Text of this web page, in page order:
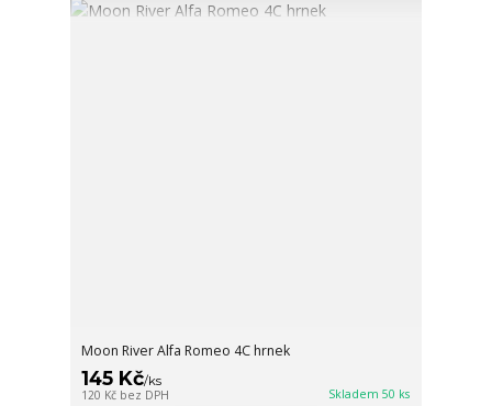
Moon River Alfa Romeo 4C hrnek
145 Kč/ks
120 Kč bez DPH Skladem 50 ks